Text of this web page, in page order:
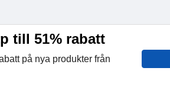
till 51% rabatt
på nya produkter från